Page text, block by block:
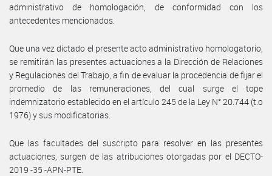
administrativo de homologación, de conformidad con los
antecedentes mencionados.
Que una vez dictado el presente acto administrativo homologatorio,
se remitirán las presentes actuaciones a la Dirección de Relaciones
y Regulaciones del Trabajo, a fin de evaluar la procedencia de fijar el
promedio de las remuneraciones, del cual surge el tope
indemnizatorio establecido en el artículo 245 de la Ley N° 20.744 (t.o
1976) y sus modificatorias.
Que las facultades del suscripto para resolver en las presentes
actuaciones, surgen de las atribuciones otorgadas por el DECTO-
2019 -35 -APN-PTE.